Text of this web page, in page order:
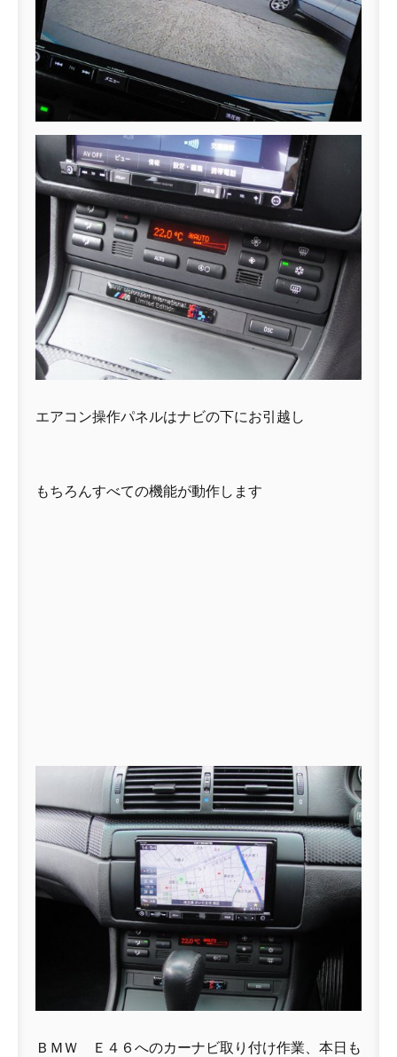
エアコン操作パネルはナビの下にお引越し
もちろんすべての機能が動作します
ＢＭＷ Ｅ４６へのカーナビ取り付け作業、本日も